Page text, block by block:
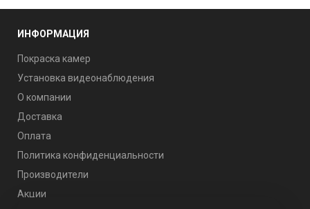
ИНФОРМАЦИЯ
Покраска камер
Установка видеонаблюдения
О компании
Доставка
Оплата
Политика конфиденциальности
Производители
Акции